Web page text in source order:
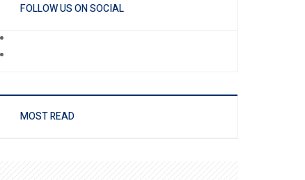
FOLLOW US ON SOCIAL
MOST READ